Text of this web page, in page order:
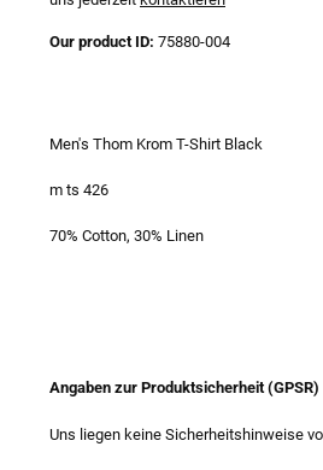
Our product ID: 75880-004
Men's Thom Krom T-Shirt Black
m ts 426
70% Cotton, 30% Linen
Angaben zur Produktsicherheit (GPSR)
Uns liegen keine Sicherheitshinweise